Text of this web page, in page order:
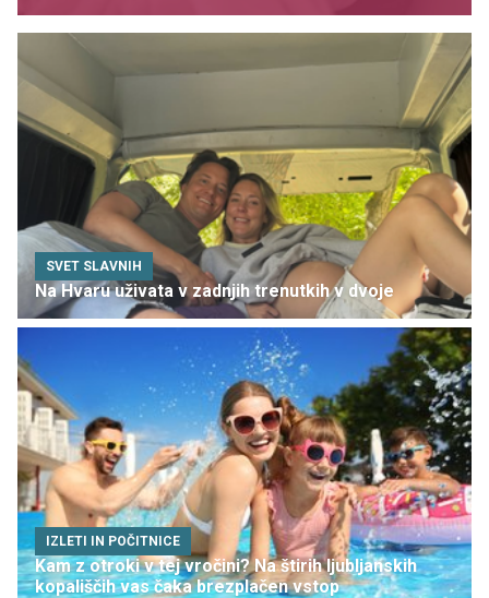
SVET SLAVNIH
Na Hvaru uživata v zadnjih trenutkih v dvoje
IZLETI IN POČITNICE
Kam z otroki v tej vročini? Na štirih ljubljanskih
kopališčih vas čaka brezplačen vstop